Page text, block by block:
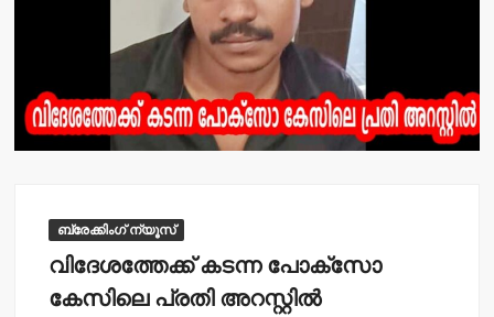
ബ്രേക്കിംഗ് ന്യൂസ്
വിദേശത്തേക്ക് കടന്ന പോക്‌സോ
കേസിലെ പ്രതി അറസ്റ്റില്‍